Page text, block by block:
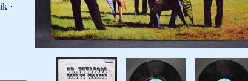
·